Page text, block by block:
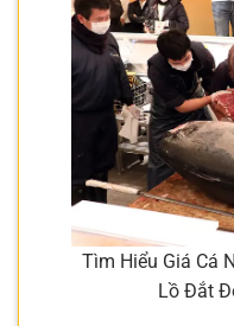
Tìm Hiểu Giá Cá
Lồ Đắt